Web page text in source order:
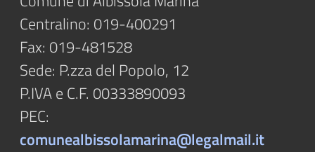
Centralino: 019-400291
Fax: 019-481528
Sede: P.zza del Popolo, 12
P.IVA e C.F. 00333890093
PEC:
comunealbissolamarina@legalmail.it